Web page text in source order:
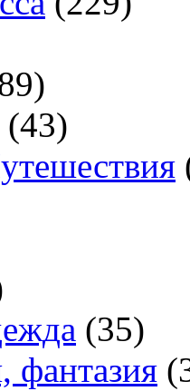
(43)
(35)
фантазия